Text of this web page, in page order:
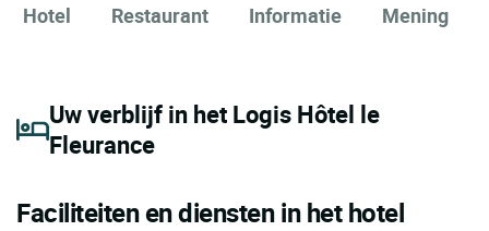
Hotel Restaurant Informatie Mening
Uw verblijf in het Logis Hôtel le
Fleurance
Faciliteiten en diensten in het hotel